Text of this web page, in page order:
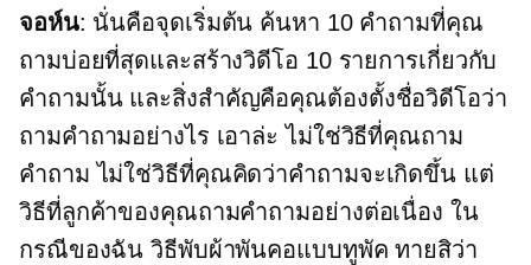
จอห์น: นั่นคือจุดเริ่มต้น ค้นหา 10 คำถามที่คุณ
ถามบ่อยที่สุดและสร้างวิดีโอ 10 รายการเกี่ยวกับ
คำถามนั้น และสิ่งสำคัญคือคุณต้องตั้งชื่อวิดีโอว่า
ถามคำถามอย่างไร เอาล่ะ ไม่ใช่วิธีที่คุณถาม
คำถาม ไม่ใช่วิธีที่คุณคิดว่าคำถามจะเกิดขึ้น แต่
วิธีที่ลูกค้าของคุณถามคำถามอย่างต่อเนื่อง ใน
กรณีของฉัน วิธีพับผ้าพันคอแบบทูพัค ทายสิว่า